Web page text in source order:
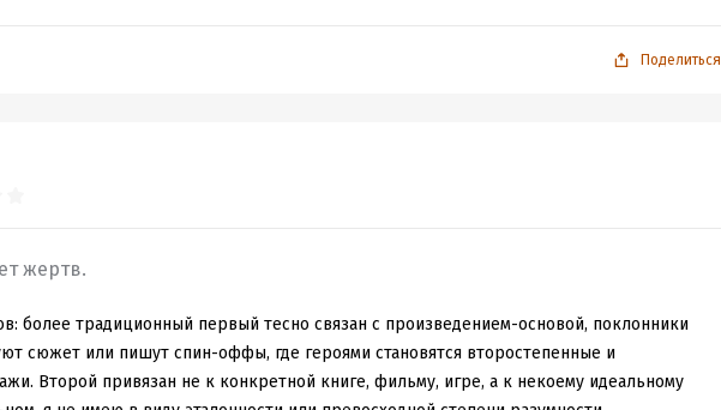
Поделиться
жертв.
более традиционный первый тесно связан с произведением-основой, поклонники
сюжет или пишут спин-оффы, где героями становятся второстепенные и
Второй привязан не к конкретной книге, фильму, игре, а к некоему идеальному